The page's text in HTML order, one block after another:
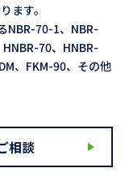
ます。
NBR-70-1、NBR-
70、HNBR-
、FKM-90、その他
相談